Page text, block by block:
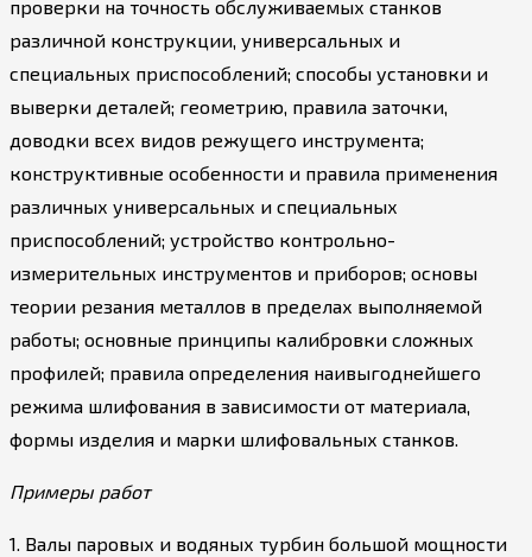
проверки на точность обслуживаемых станков
различной конструкции, универсальных и
специальных приспособлений; способы установки и
выверки деталей; геометрию, правила заточки,
доводки всех видов режущего инструмента;
конструктивные особенности и правила применения
различных универсальных и специальных
приспособлений; устройство контрольно-
измерительных инструментов и приборов; основы
теории резания металлов в пределах выполняемой
работы; основные принципы калибровки сложных
профилей; правила определения наивыгоднейшего
режима шлифования в зависимости от материала,
формы изделия и марки шлифовальных станков.
Примеры работ
1. Валы паровых и водяных турбин большой мощности